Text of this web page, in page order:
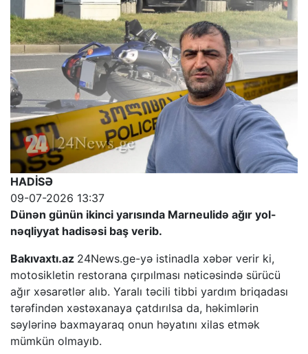
HADİSƏ
09-07-2026 13:37
Dünən günün ikinci yarısında Marneulidə ağır yol-
nəqliyyat hadisəsi baş verib.
Bakıvaxtı.az 24News.ge-yə istinadla xəbər verir ki,
motosikletin restorana çırpılması nəticəsində sürücü
ağır xəsarətlər alıb. Yaralı təcili tibbi yardım briqadası
tərəfindən xəstəxanaya çatdırılsa da, həkimlərin
səylərinə baxmayaraq onun həyatını xilas etmək
mümkün olmayıb.